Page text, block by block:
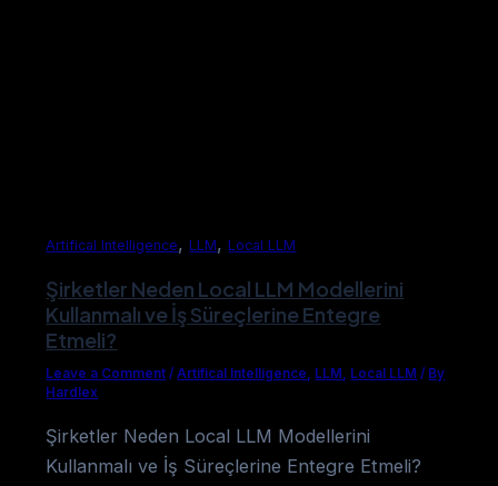
Artifical Intelligence,LLM,Local LLM
Şirketler Neden Local LLM Modellerini
Kullanmalı ve İş Süreçlerine Entegre
Etmeli?
Leave a Comment /Artifical Intelligence, LLM , Local LLM / By
Hardlex
Şirketler Neden Local LLM Modellerini
Kullanmalı ve İş Süreçlerine Entegre Etmeli?